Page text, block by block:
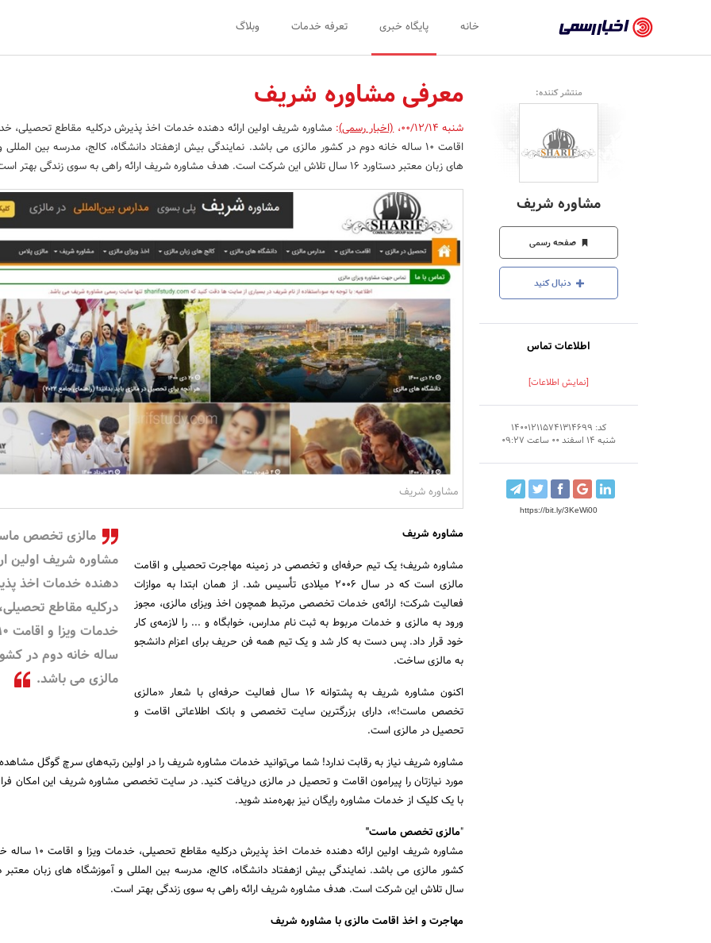
رسمی
-
اخبار
تایید
شده
شرکت‌ها،
سازمان‌ها
و
روابط
عمومی‌ها
خانه پایگاه خبری تعرفه خدمات وبلاگ
منتشر کننده:
مشاوره شریف
صفحه رسمی
دنبال کنید
اطلاعات تماس
[نمایش اطلاعات]
کد: 140012115741314699
شنبه 14 اسفند 00 ساعت 09:27
https://bit.ly/3KeWi00
معرفی مشاوره شریف
شنبه 00/12/14 ،(اخبار رسمی): مشاوره شریف اولین ارائه دهنده خدمات اخذ پذیرش درکلیه مقاطع تحصیلی،
اقامت 10 ساله خانه دوم در کشور مالزی می باشد. نمایندگی بیش ازهفتاد دانشگاه، کالج، مدرسه بین
های زبان معتبر دستاورد 16 سال تلاش این شرکت است. هدف مشاوره شریف ارائه راهی به سوی زندگی بهتر است.
مشاوره شریف
مالزی تخصص
مشاوره شریف اولین
دهنده خدمات اخذ
درکلیه مقاطع
خدمات
ساله خانه دوم در
مالزی می باشد.
مشاوره شریف
مشاوره شریف؛ یک تیم حرفه‌ای و تخصصی در زمینه مهاجرت تحصیلی و اقامت
مالزی است که در سال 2006 میلادی تأسیس شد. از همان ابتدا به موازات
فعالیت شرکت؛ ارائه‌ی خدمات تخصصی مرتبط همچون اخذ ویزای مالزی، مجوز
ورود به مالزی و خدمات مربوط به ثبت نام مدارس، خوابگاه و ... را لازمه‌ی کار
خود قرار داد. پس دست به کار شد و یک تیم همه فن حریف برای اعزام دانشجو
به مالزی ساخت.
اکنون مشاوره شریف به پشتوانه 16 سال فعالیت حرفه‌ای با شعار «مالزی
تخصص ماست!»، دارای بزرگترین سایت تخصصی و بانک اطلاعاتی اقامت و
تحصیل در مالزی است.
مشاوره شریف نیاز به رقابت ندارد! شما می‌توانید خدمات مشاوره شریف را در اولین رتبه‌های سرچ گوگل
مورد نیازتان را پیرامون اقامت و تحصیل در مالزی دریافت کنید. در سایت تخصصی مشاوره شریف این امکان
با یک کلیک از خدمات مشاوره رایگان نیز بهره‌مند شوید.
"مالزی تخصص ماست"
مشاوره شریف اولین ارائه دهنده خدمات اخذ
سال تلاش این شرکت است. هدف مشاوره شریف ارائه راهی به سوی زندگی بهتر است.
مهاجرت و اخذ اقامت مالزی با مشاوره شریف